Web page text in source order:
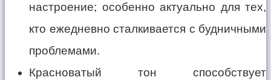
настроение; особенно актуально для тех,
кто ежедневно сталкивается с будничными
проблемами.
Красноватый тон способствует